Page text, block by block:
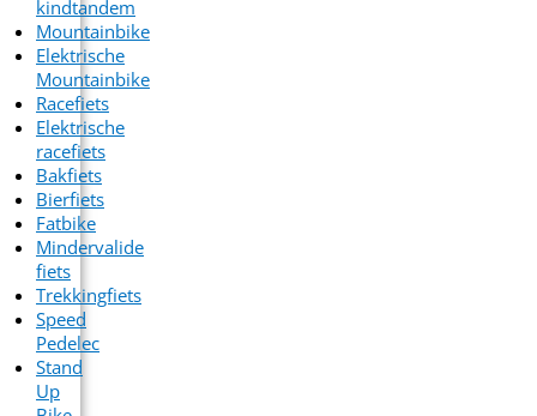
kindtandem
Mountainbike
Elektrische
Mountainbike
Racefiets
Elektrische
racefiets
Bakfiets
Bierfiets
Fatbike
Mindervalide
fiets
Trekkingfiets
Speed
Pedelec
Stand
Up